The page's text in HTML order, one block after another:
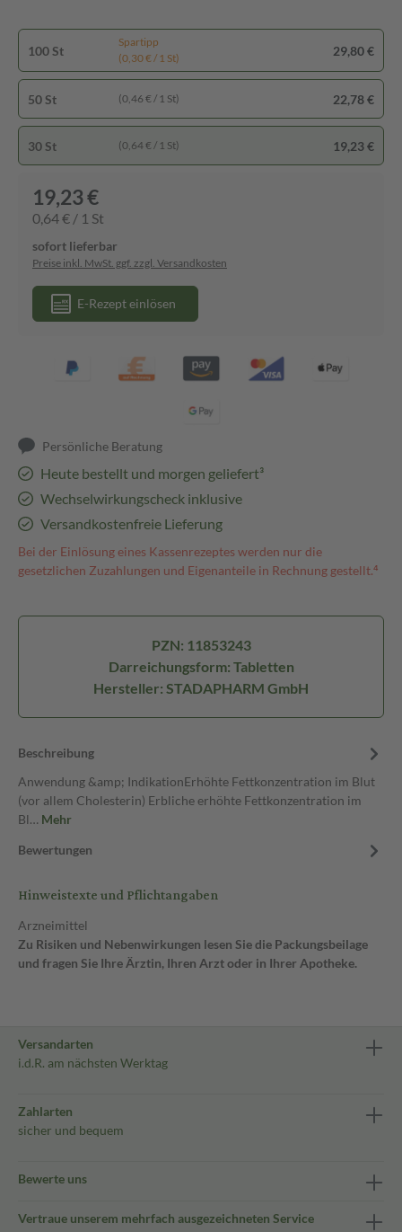
100 St
Spartipp
(0,30 € / 1 St)
29,80 €
50 St (0,46 € / 1 St) 22,78 €
30 St (0,64 € / 1 St) 19,23 €
19,23 €
0,64 € / 1 St
sofort lieferbar
Preise inkl. MwSt. ggf. zzgl. Versandkosten
E-Rezept einlösen
Persönliche Beratung
Heute bestellt und morgen geliefert³
Wechselwirkungscheck inklusive
Versandkostenfreie Lieferung
Bei der Einlösung eines Kassenrezeptes werden nur die
gesetzlichen Zuzahlungen und Eigenanteile in Rechnung gestellt.⁴
PZN: 11853243
Darreichungsform: Tabletten
Hersteller: STADAPHARM GmbH
Beschreibung
Anwendung &amp; IndikationErhöhte Fettkonzentration im Blut
(vor allem Cholesterin) Erbliche erhöhte Fettkonzentration im
Bl… Mehr
Bewertungen
Hinweistexte und Pflichtangaben
Arzneimittel
Zu Risiken und Nebenwirkungen lesen Sie die Packungsbeilage
und fragen Sie Ihre Ärztin, Ihren Arzt oder in Ihrer Apotheke.
Versandarten
i.d.R. am nächsten Werktag
Zahlarten
sicher und bequem
Bewerte uns
Vertraue unserem mehrfach ausgezeichneten Service